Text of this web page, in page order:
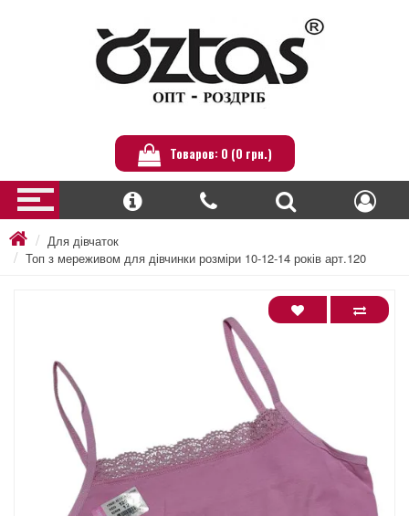
Товаров: 0 (0 грн.)
Для дівчаток
Топ з мереживом для дівчинки розміри 10-12-14 років арт.120